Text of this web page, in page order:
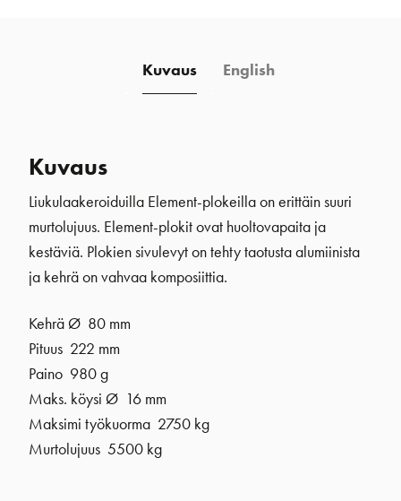
Kuvaus English
Kuvaus
Liukulaakeroiduilla Element-plokeilla on erittäin suuri
murtolujuus. Element-plokit ovat huoltovapaita ja
kestäviä. Plokien sivulevyt on tehty taotusta alumiinista
ja kehrä on vahvaa komposiittia.
Kehrä Ø 80 mm
Pituus 222 mm
Paino 980 g
Maks. köysi Ø 16 mm
Maksimi työkuorma 2750 kg
Murtolujuus 5500 kg